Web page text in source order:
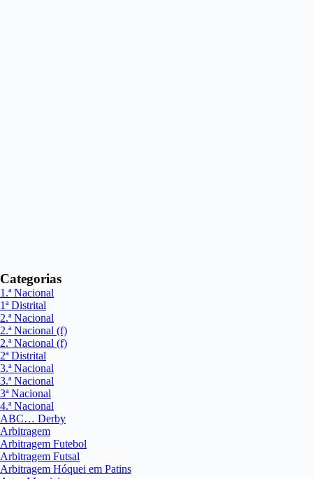
Categorias
1.ª Nacional
1ª Distrital
2.ª Nacional
2.ª Nacional (f)
2.ª Nacional (f)
2ª Distrital
3.ª Nacional
3.ª Nacional
3ª Nacional
4.ª Nacional
ABC… Derby
Arbitragem
Arbitragem Futebol
Arbitragem Futsal
Arbitragem Hóquei em Patins